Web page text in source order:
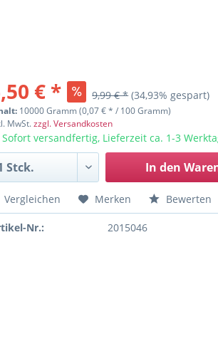
€ * 9,99 € * (34,93% gespart)
10000 Gramm (0,07 € * / 100 Gramm)
MwSt.zzgl. Versandkosten
Sofort versandfertig, Lieferzeit ca. 1-3
In den
Vergleichen Merken Bewerten
Nr.: 2015046